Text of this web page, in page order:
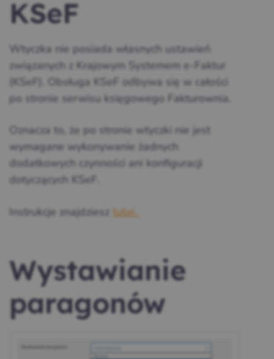
KSeF
Wtyczka nie posiada własnych ustawień
związanych z Krajowym Systemem e-Faktur
(KSeF). Obsługa KSeF odbywa się w całości
po stronie serwisu księgowego Fakturownia.
Oznacza to, że po stronie wtyczki nie jest
wymagane wykonywanie żadnych
dodatkowych czynności ani konfiguracji
dotyczących KSeF.
Instrukcje znajdziesz tutaj.
Wystawianie
paragonów